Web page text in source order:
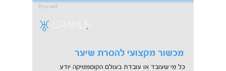
Русский
מכשור מקצועי להסרת שיער
כל מי שעובד או עובדת בעולם הקוסמטיקה יודע